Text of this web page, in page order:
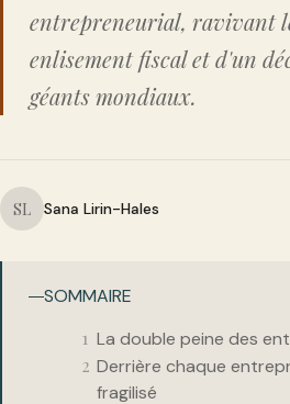
entrepreneurial, ravivant
enlisement fiscal et d'un
géants mondiaux.
SL Sana Lirin-Hales
SOMMAIRE
La double peine des
Derrière chaque
fragilisé